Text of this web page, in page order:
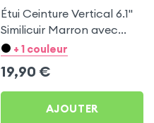
Étui Ceinture Vertical 6.1''
Similicuir Marron avec
Porte carte pour Gigaset
+ 1 couleur
19,90 €
AJOUTER